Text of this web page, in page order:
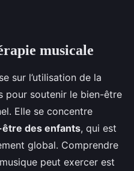
la thérapie
en détresse
lecture
musicale
sur l’utilisation de la
pour soutenir le bien-être
Elle se concentre
des enfants, qui est
global. Comprendre
peut exercer est